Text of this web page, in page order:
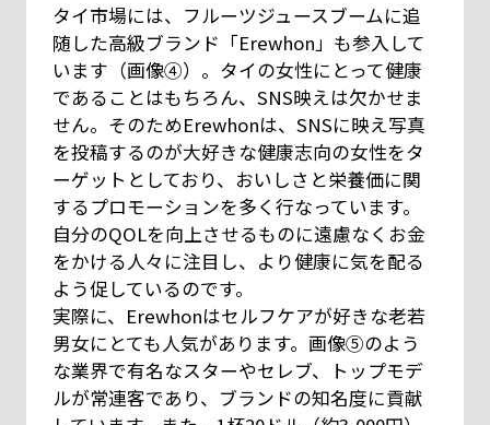
タイ市場には、フルーツジュースブームに追
随した高級ブランド「Erewhon」も参入して
います（画像④）。タイの女性にとって健康
であることはもちろん、SNS映えは欠かせま
せん。そのためErewhonは、SNSに映え写真
を投稿するのが大好きな健康志向の女性をタ
ーゲットとしており、おいしさと栄養価に関
するプロモーションを多く行なっています。
自分のQOLを向上させるものに遠慮なくお金
をかける人々に注目し、より健康に気を配る
よう促しているのです。
実際に、Erewhonはセルフケアが好きな老若
男女にとても人気があります。画像⑤のよう
な業界で有名なスターやセレブ、トップモデ
ルが常連客であり、ブランドの知名度に貢献